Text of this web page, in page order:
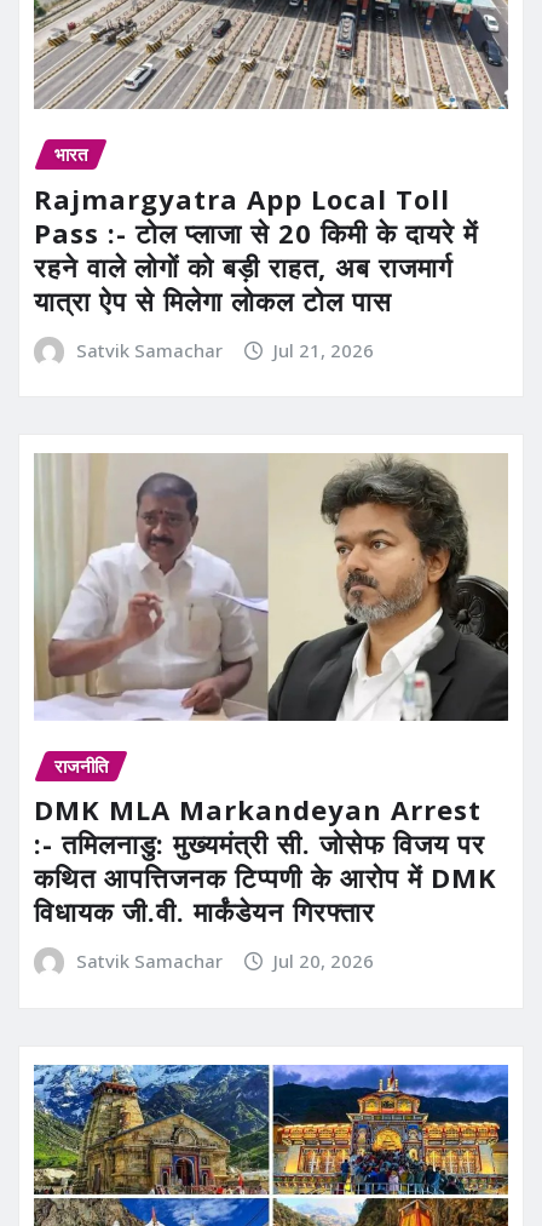
भारत
Rajmargyatra App Local Toll
Pass :- टोल प्लाजा से 20 किमी के दायरे में
रहने वाले लोगों को बड़ी राहत, अब राजमार्ग
यात्रा ऐप से मिलेगा लोकल टोल पास
Satvik Samachar Jul 21, 2026
राजनीति
DMK MLA Markandeyan Arrest
:- तमिलनाडु: मुख्यमंत्री सी. जोसेफ विजय पर
कथित आपत्तिजनक टिप्पणी के आरोप में DMK
विधायक जी.वी. मार्कंडेयन गिरफ्तार
Satvik Samachar Jul 20, 2026